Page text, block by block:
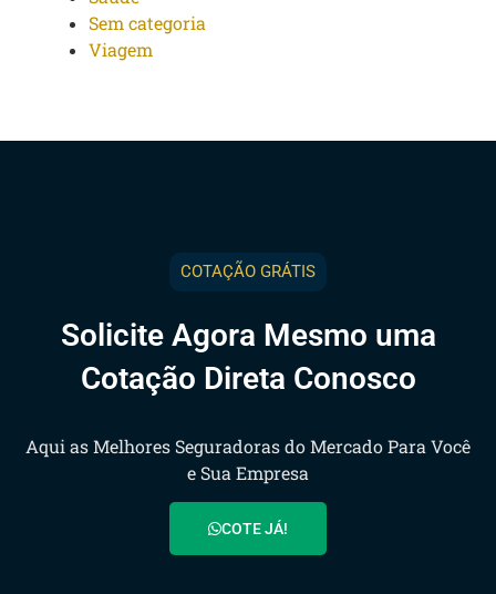
Sem categoria
Viagem
COTAÇÃO GRÁTIS
Solicite Agora Mesmo uma
Cotação Direta Conosco
Aqui as Melhores Seguradoras do Mercado Para Você
e Sua Empresa
COTE JÁ!